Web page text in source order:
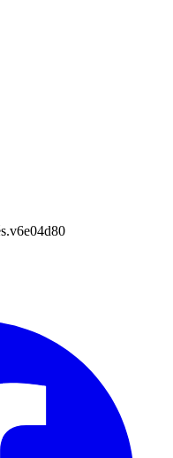
v6e04d80